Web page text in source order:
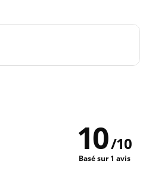
10/10
Basé sur 1 avis